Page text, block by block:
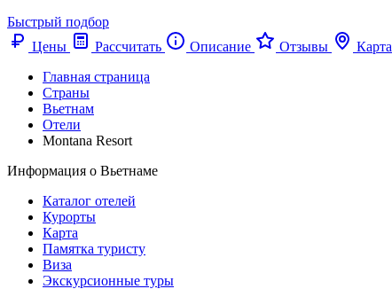
Быстрый подбор
Цены
Рассчитать Описание Отзывы
Карта
Главная страница
Cтраны
Вьетнам
Отели
Montana Resort
Информация о Вьетнаме
Каталог отелей
Курорты
Карта
Памятка туристу
Виза
Экскурсионные туры